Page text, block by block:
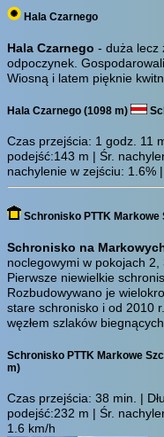
Hala Czarnego
Hala Czarnego - duża lecz
odpoczynek.
Wiosną i latem pięknie
Hala Czarnego (1098 m)
Czas przejścia: 1 godz. 11
podejść:143 m | Śr.
nachylenie w zejściu: 1.6%
Schronisko PTTK Markowe
Schronisko na
noclegowymi w pokojach
Pierwsze niewielkie
Rozbudowywano je
stare schronisko i od 2010
węzłem szlaków
Schronisko PTTK Markowe
m)
Czas przejścia: 38 min. |
podejść:232 m | Śr.
1.6 km/h